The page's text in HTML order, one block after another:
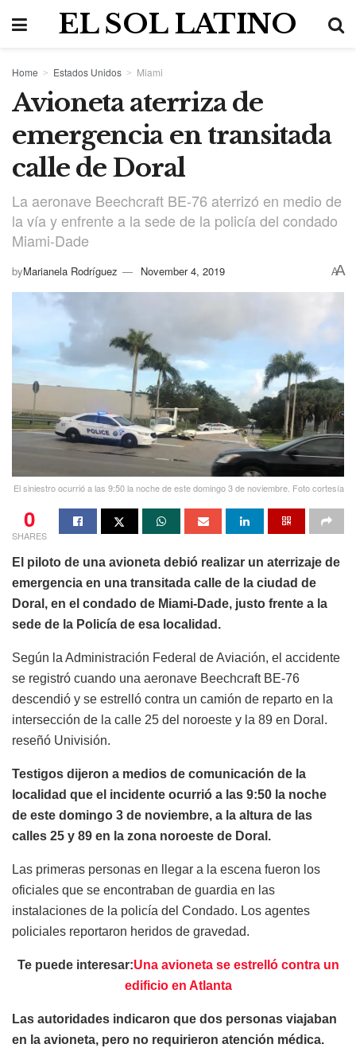
EL SOL LATINO
Home Estados Unidos Miami
Avioneta aterriza de
emergencia en transitada
calle de Doral
La aeronave Beechcraft BE-76 aterrizó en medio de
la vía y enfrente a la sede de la policía del condado
Miami-Dade
byMarianela Rodríguez November 4, 2019 AA
El siniestro ocurrió a las 9:50 la noche de este domingo 3 de noviembre. Foto cortesía
0
SHARES
El piloto de una avioneta debió realizar un aterrizaje de
emergencia en una transitada calle de la ciudad de
Doral, en el condado de Miami-Dade, justo frente a la
sede de la Policía de esa localidad.
Según la Administración Federal de Aviación, el accidente
se registró cuando una aeronave Beechcraft BE-76
descendió y se estrelló contra un camión de reparto en la
intersección de la calle 25 del noroeste y la 89 en Doral.
reseñó Univisión.
Testigos dijeron a medios de comunicación de la
localidad que el incidente ocurrió a las 9:50 la noche
de este domingo 3 de noviembre, a la altura de las
calles 25 y 89 en la zona noroeste de Doral.
Las primeras personas en llegar a la escena fueron los
oficiales que se encontraban de guardia en las
instalaciones de la policía del Condado. Los agentes
policiales reportaron heridos de gravedad.
Te puede interesar:Una avioneta se estrelló contra un
edificio en Atlanta
Las autoridades indicaron que dos personas viajaban
en la avioneta, pero no requirieron atención médica.